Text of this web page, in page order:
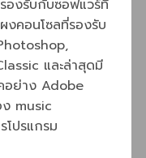
องรับกับซอฟแวร์ที่
คอนโซลที่รองรับ
และล่าสุดมี
อย่าง Adobe
music
ปรแกรม